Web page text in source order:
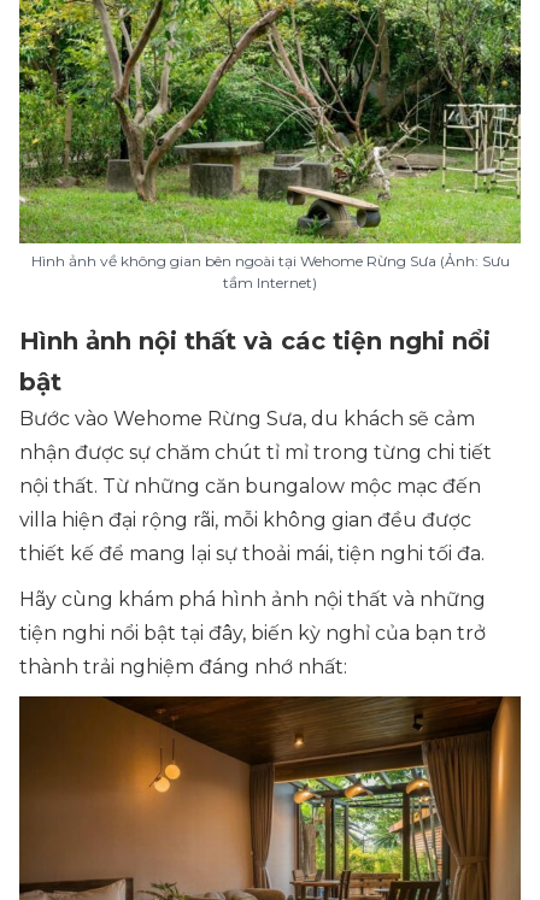
Hình ảnh về không gian bên ngoài tại Wehome Rừng Sưa (Ảnh: Sưu
tầm Internet)
Hình ảnh nội thất và các tiện nghi nổi
bật
Bước vào Wehome Rừng Sưa, du khách sẽ cảm
nhận được sự chăm chút tỉ mỉ trong từng chi tiết
nội thất. Từ những căn bungalow mộc mạc đến
villa hiện đại rộng rãi, mỗi không gian đều được
thiết kế để mang lại sự thoải mái, tiện nghi tối đa.
Hãy cùng khám phá hình ảnh nội thất và những
tiện nghi nổi bật tại đây, biến kỳ nghỉ của bạn trở
thành trải nghiệm đáng nhớ nhất: